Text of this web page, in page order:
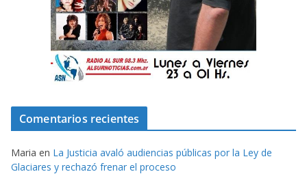
Comentarios recientes
Maria en La Justicia avaló audiencias públicas por la Ley de
Glaciares y rechazó frenar el proceso